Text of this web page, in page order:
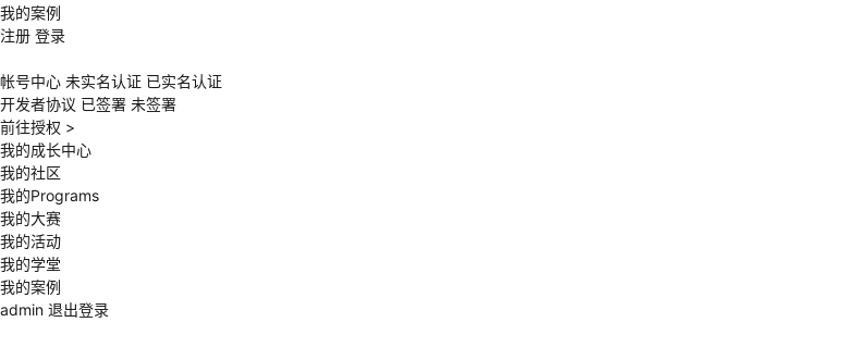
我的案例
注册 登录
帐号中心 未实名认证 已实名认证
开发者协议 已签署 未签署
前往授权 >
我的成长中心
我的社区
我的Programs
我的大赛
我的活动
我的学堂
我的案例
admin 退出登录